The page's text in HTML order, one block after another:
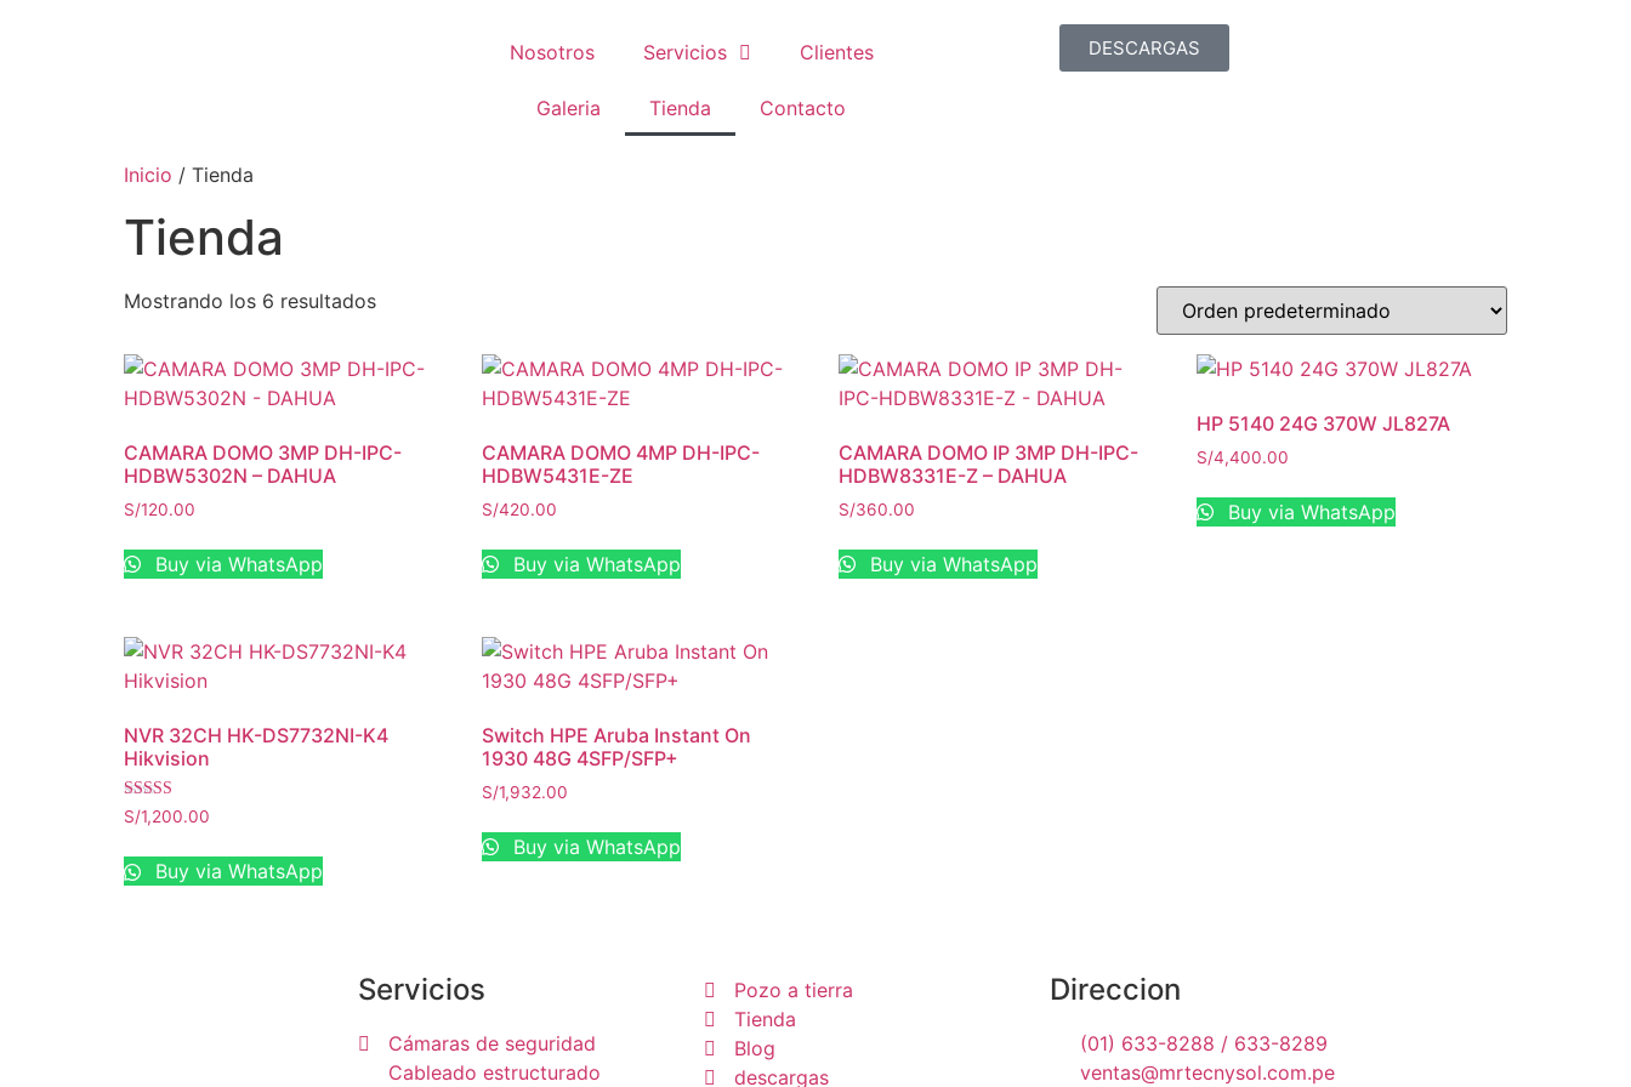
Nosotros Servicios Clientes
Galeria Tienda Contacto
DESCARGAS
Inicio / Tienda
Tienda
Mostrando los 6 resultados
CAMARA DOMO 3MP DH-IPC-
HDBW5302N – DAHUA
S/120.00
Buy via WhatsApp
CAMARA DOMO 4MP DH-IPC-
HDBW5431E-ZE
S/420.00
Buy via WhatsApp
CAMARA DOMO IP 3MP DH-IPC-
HDBW8331E-Z – DAHUA
S/360.00
Buy via WhatsApp
HP 5140 24G 370W JL827A
S/4,400.00
Buy via WhatsApp
NVR 32CH HK-DS7732NI-K4
Hikvision
Valorado con
5.00
S/1,200.00
Buy via WhatsApp
Switch HPE Aruba Instant On
1930 48G 4SFP/SFP+
S/1,932.00
Buy via WhatsApp
Servicios
Cámaras de seguridad
Cableado estructurado
Pozo a tierra
Tienda
Blog
descargas
Direccion
(01) 633-8288 / 633-8289
ventas@mrtecnysol.com.pe